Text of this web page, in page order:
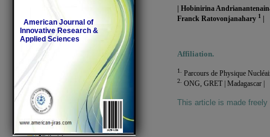
American Journal of
Innovative Research &
Applied Sciences
| Hobinirina
Franck Ratovonjanahary 1
Affiliation.
1. Parcours de Physique
2. ONG, GRET | Madagascar |
This article is made